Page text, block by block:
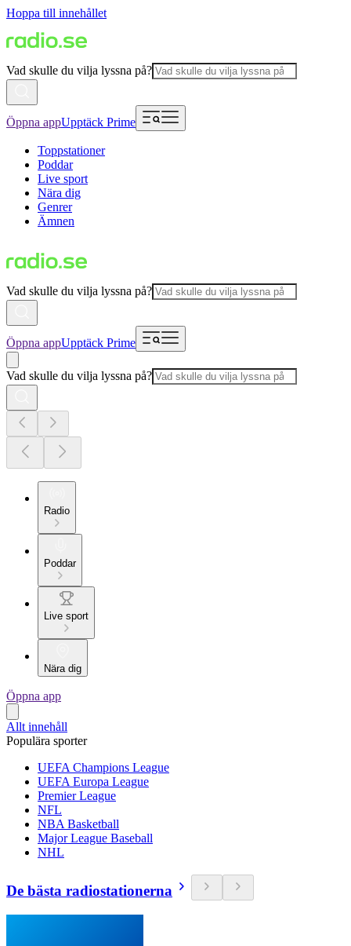
Hoppa till innehållet
Vad skulle du vilja lyssna på?
Öppna appUpptäck Prime
Toppstationer
Poddar
Live sport
Nära dig
Genrer
Ämnen
Vad skulle du vilja lyssna på?
Öppna appUpptäck Prime
Vad skulle du vilja lyssna på?
Radio
Poddar
Live sport
Nära dig
Öppna app
Allt innehåll
Populära sporter
UEFA Champions League
UEFA Europa League
Premier League
NFL
NBA Basketball
Major League Baseball
NHL
De bästa radiostationerna